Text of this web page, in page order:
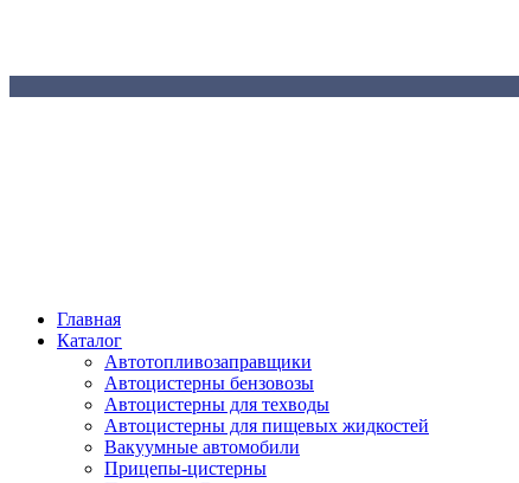
Главная
Каталог
Автотопливозаправщики
Автоцистерны бензовозы
Автоцистерны для техводы
Автоцистерны для пищевых жидкостей
Вакуумные автомобили
Прицепы-цистерны